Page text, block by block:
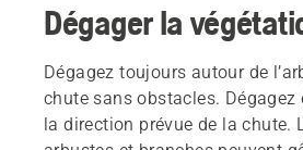
Dégager la
Dégagez toujours autour de
chute sans obstacles. Dégagez
la direction prévue de la chute.